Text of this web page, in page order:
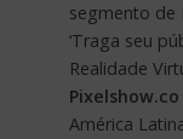
segmento de
‘Traga seu
Realidade
Pixelshow.co
América